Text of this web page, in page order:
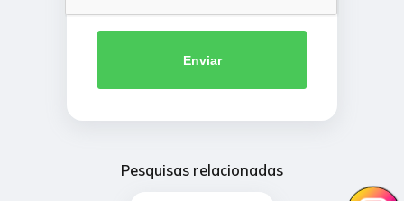
Enviar
Pesquisas relacionadas